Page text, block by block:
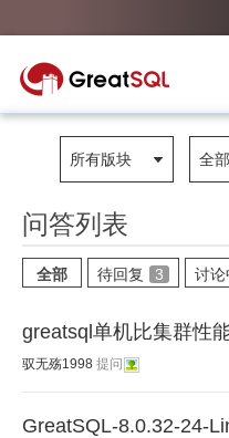
所有版块 全
问答列表
全部 待回复 3 讨论
greatsql单机比集群性
驭无殇1998 提问
GreatSQL-8.0.32-24-